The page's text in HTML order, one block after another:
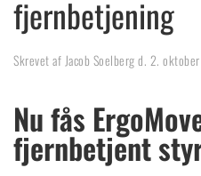
fjernbetjening
Skrevet af Jacob Soelbergd. 2.
Nu fås
fjernbetjent